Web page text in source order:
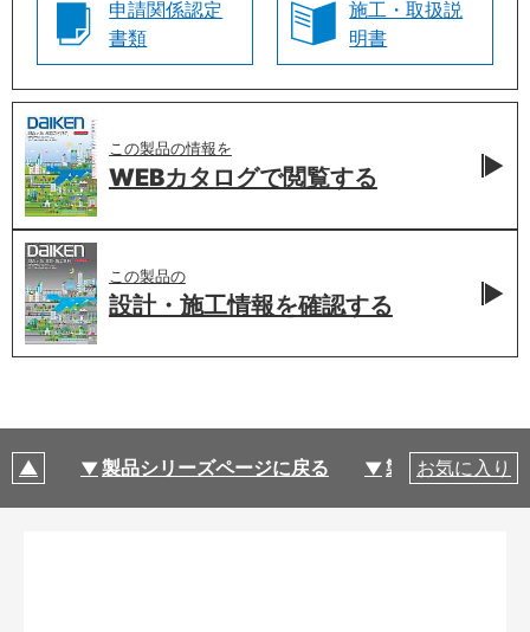
申請関係認定
書類
施工・取扱説
明書
この製品の情報を
WEBカタログで閲覧する
この製品の
設計・施工情報を確認する
製品シリーズページに戻る 製品仕様
お気に入り